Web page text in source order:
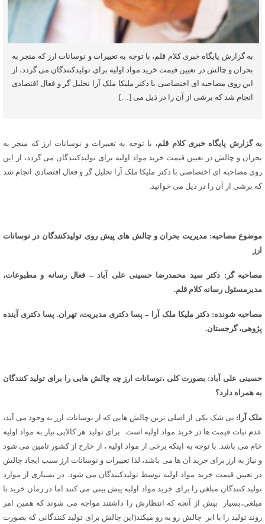
به گزارش پایگاه خبری کلام قلم، با توجه به تغییرات و نوسانات ارز که منجر به
بحران و چالش در تعیین قیمت خرید مواد اولیه برای تولیدکنندگان می گردد، از
این روی مصاحبه ای اختصاصی با دکتر ملیکا ملک آرا تحلیل گر و فعال اقتصادی
انجام شد که برشی از آن را در ذیل می […]
به گزارش پایگاه خبری کلام قلم، با توجه به تغییرات و نوسانات ارز که منجر به
بحران و چالش در تعیین قیمت خرید مواد اولیه برای تولیدکنندگان می گردد، از این
روی مصاحبه ای اختصاصی با دکتر ملیکا ملک آرا تحلیل گر و فعال اقتصادی انجام شد
که برشی از آن را در ذیل می خوانید.
موضوع مصاحبه: مدیریت بحران و چالش های پیش روی تولیدکنندگان در نوسانات
ارز
مصاحبه گر: دکتر سید محمدرضا حسینی علی آباد – فعال رسانه و مطبوعات،
مدیرمسئول رسانه کلام قلم.
مصاحبه شونده: دکتر ملیکا ملک آرا – پسا دکتری مدیریت، تهران. پسا دکتری آینده
پژوهی، گرجستان.
حسینی علی آباد: بصورت کلی ،نوسانات ارز چه چالش هایی را برای تولید کنندگان
به همراه دارد؟
ملک آرا: بی شک یکی از اصلی ترین چالش هایی که از نوسانات ارز به وجود می آید،
عدم ثبات قیمت ها در خرید مواد اولیه است. برای تولید هر کالایی نیاز به مواد اولیه
خام می باشد. با توجه به اینکه برخی از مواد اولیه ، از خارج از کشور تامین می شود
و نیاز به ارز برای خرید آن ها می باشد، لذا تغییرات و نوسانات ارز سبب ایجاد چالش
در تعیین قیمت خرید مواد اولیه توسط تولیدکنندگان می شود. در بسیاری از موارد
تولید کنندگان مبلغی را برای خرید مواد اولیه پیش بینی می کنند اما در زمان خرید با
مبلغی،بسیار بیش از آنچه که انتظارش را داشتند مواجه می شوند که همین امر
روند تولید را با ابر چالش رو به رو میکند(این چالش برای تولید کنندگانی که بصورت